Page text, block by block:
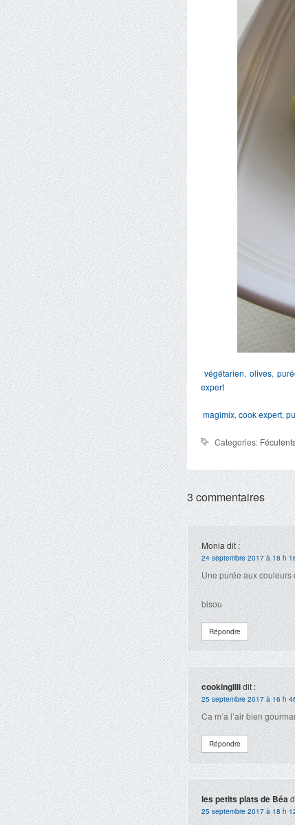
végétarien, olives,
expert
magimix, cook expert,
Categories:
3 commentaires
Moniadit :
24 septembre 2017 à 18 h
Une purée aux couleurs
bisou
Répondre
cookinglilidit :
25 septembre 2017 à 16 h
Ca m’a l’air bien
Répondre
les petits plats de Béa
25 septembre 2017 à 18 h